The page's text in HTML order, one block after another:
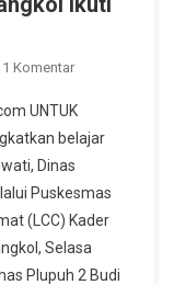
1 KomentarPada
Kader
Posyandu
Desa
Cangkol
Ikuti
LCC
UNTUK
belajar
Dinas
Puskesmas
(LCC) Kader
Selasa
Plupuh 2 Budi